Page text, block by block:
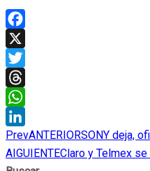
Facebook
X
Twitter
Threads
WhatsApp
LinkedIn
PrevANTERIORSONY deja,
AIGUIENTEClaro y Telmex